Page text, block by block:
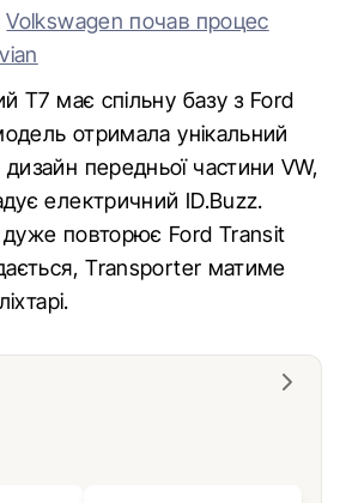
Volkswagen почав процес
T7 має спільну базу з Ford
отримала унікальний
передньої частини VW,
електричний ID.Buzz.
повторює Ford Transit
Transporter матиме